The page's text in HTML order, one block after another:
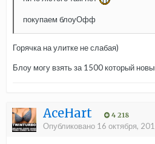
покупаем блоуОфф
Горячка на улитке не слабая)
Блоу могу взять за 1500 который
AceHart 4 218
Опубликовано 16 октября,